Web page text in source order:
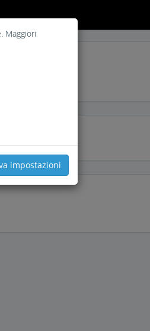
Maggiori
impostazioni